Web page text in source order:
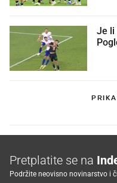
Je li
Pretplatite se na
Podržite neovisno novinarstvo i